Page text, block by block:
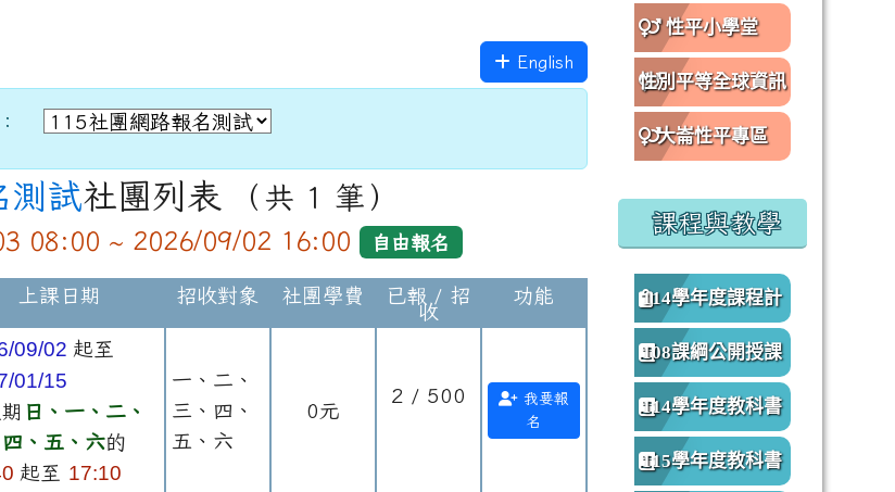
English
測試社團列表 （共 1 筆）
08:00 ~ 2026/09/02 16:00 自由報名
上課日期 招收對象 社團學費 已報 / 招
收
功能
09/02 起至
01/15
日、一、二、
、五、六的
起至 17:10
一、二、
三、四、
五、六
0元
2 / 500
我要報
名
性平小學堂
性別平等全球資訊
網
大崙性平專區
課程與教學
114學年度課程計
畫
108課綱公開授課
專區
114學年度教科書
版本
115學年度教科書